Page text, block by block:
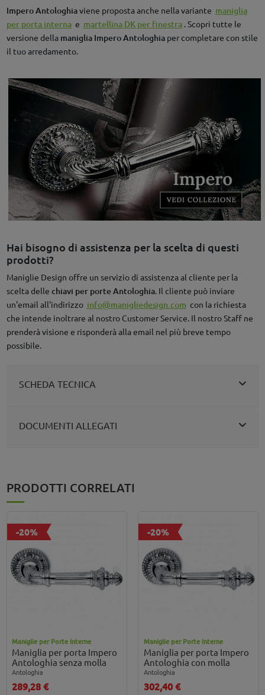
Impero Antologhiaviene proposta anche nella variante maniglia
per porta interna e martellina DK per finestra . Scopri tutte le
versione della maniglia Impero Antologhiaper completare con stile
il tuo arredamento.
Hai bisogno di assistenza per la scelta di questi
prodotti?
Maniglie Design offre un servizio di assistenza al cliente per la
scelta delle chiavi per porte Antologhia. Il cliente può inviare
un'email all'indirizzo info@manigliedesign.com con la richiesta
che intende inoltrare al nostro Customer Service. Il nostro Staff ne
prenderà visione e risponderà alla email nel più breve tempo
possibile.
SCHEDA TECNICA
DOCUMENTI ALLEGATI
PRODOTTI CORRELATI
-20%
Maniglie per Porte Interne
Maniglia per porta Impero
Antologhia senza molla
Antologhia
289,28 €
-20%
Maniglie per Porte Interne
Maniglia per porta Impero
Antologhia con molla
Antologhia
302,40 €